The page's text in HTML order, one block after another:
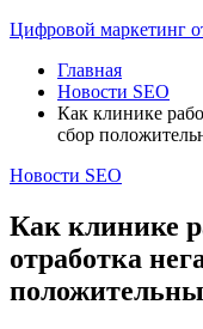
Цифровой маркетинг
Главная
Новости SEO
Как клинике
сбор
Новости SEO
Как клинике
отработка